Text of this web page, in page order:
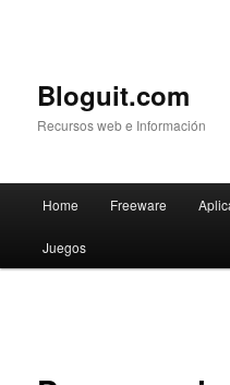
Bloguit.com
Recursos web e Información
Skip
to
Home Freeware
Juegos